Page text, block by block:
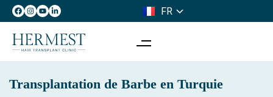
FR
IT
Transplantation de Barbe en Turquie